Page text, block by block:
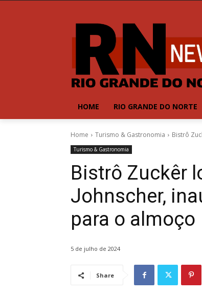
HOME RIO GRANDE DO NORTE
Home Turismo & Gastronomia Bistrô
Turismo & Gastronomia
Bistrô Zuckêr
Johnscher,
para o almoço
5 de julho de 2024
Share